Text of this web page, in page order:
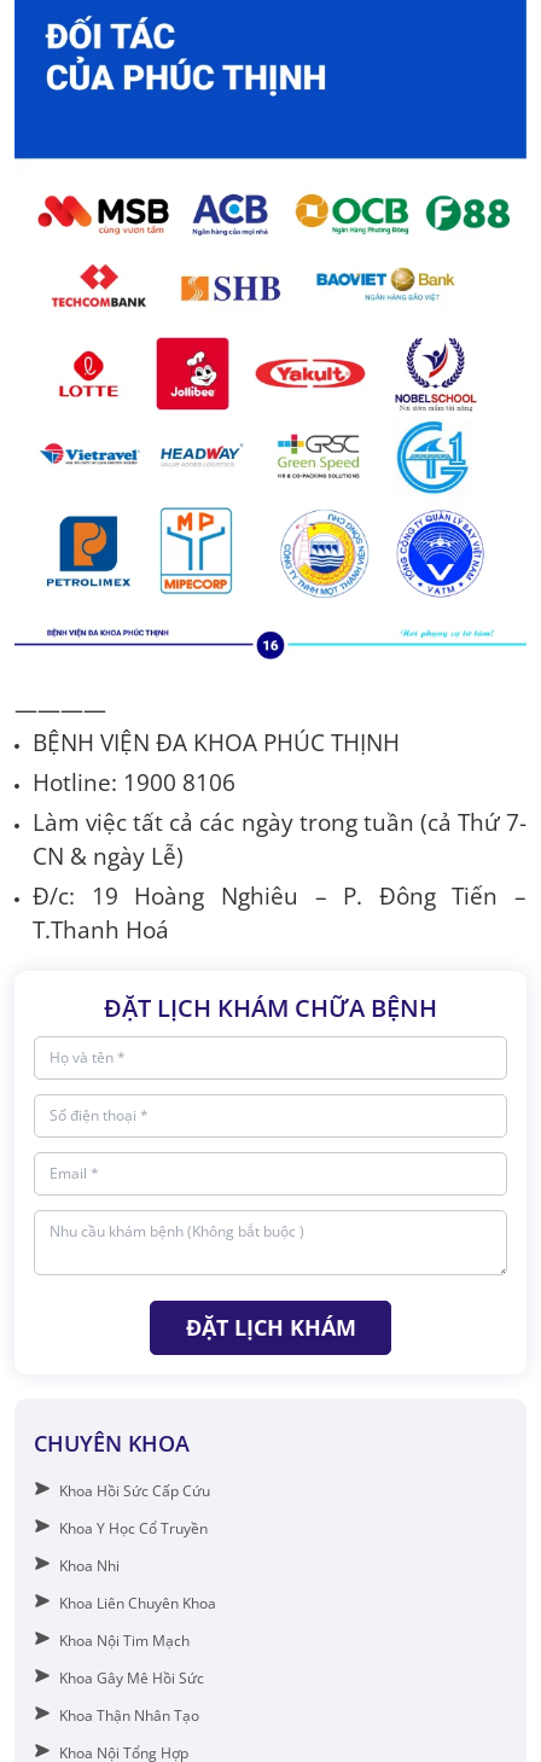
CHUYÊN KHOA
Khoa Hồi Sức Cấp Cứu
Khoa Y Học Cổ Truyền
Khoa Nhi
Khoa Liên Chuyên Khoa
Khoa Nội Tim Mạch
Khoa Gây Mê Hồi Sức
Khoa Thận Nhân Tạo
Khoa Nội Tổng Hợp
————
BỆNH VIỆN ĐA KHOA PHÚC THỊNH
Hotline: 1900 8106
Làm việc tất cả các ngày trong tuần (cả Thứ 7-
CN & ngày Lễ)
Đ/c: 19 Hoàng Nghiêu – P. Đông Tiến –
T.Thanh Hoá
ĐẶT LỊCH KHÁM CHỮA BỆNH
ĐẶT LỊCH KHÁM